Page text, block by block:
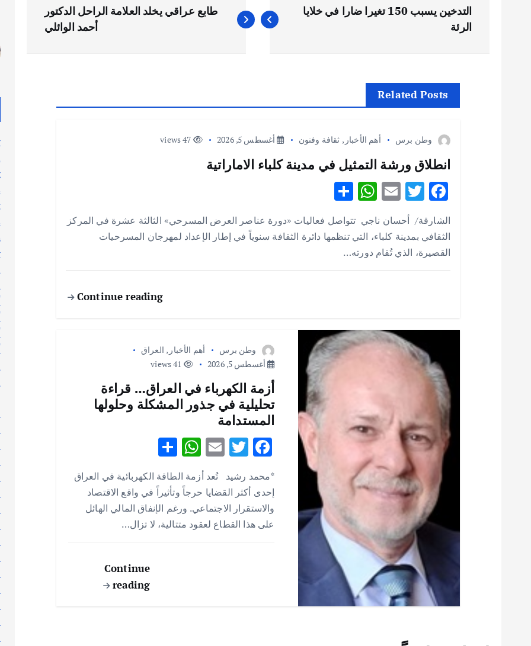
ص
التدخين يسبب 150 تغيرا ضارا في خلايا
الرئة
طابع عراقي يخلد العلامة الراحل الدكتور
أحمد الوائلي
Related Posts
وطن برس أهم الأخبار , ثقافة وفنون أغسطس 5, 2026
انطلاق ورشة التمثيل في مدينة كلباء الاماراتية
F
e
b
o
T
w
it
te
r
E
m
ai
l
W
at
s
A
h
ar
e
الشارقة/ أحسان ناجي تتواصل فعاليات «دورة عناصر العرض المسرحي» الثالثة عشرة في المركز
الثقافي بمدينة كلباء، التي تنظمها دائرة الثقافة سنوياً في إطار الإعداد لمهرجان المسرحيات
القصيرة، الذي تُقام دورته…
Continue reading
وطن برس أهم الأخبار , العراق
أغسطس 5, 2026
أزمة الكهرباء في العراق… قراءة
تحليلية في جذور المشكلة وحلولها
المستدامة
F
e
b
o
o
T
w
it
te
r
E
m
ai
l
W
h
at
s
A
p
S
h
ar
e
*محمد رشيد تُعد أزمة الطاقة الكهربائية في العراق
إحدى أكثر القضايا حرجاً وتأثيراً في واقع الاقتصاد
والاستقرار الاجتماعي. ورغم الإنفاق المالي الهائل
على هذا القطاع لعقود متتالية، لا تزال…
Continue
reading